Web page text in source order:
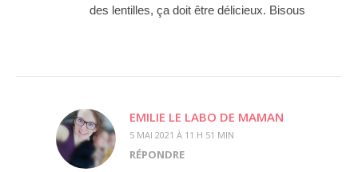
des lentilles, ça doit être délicieux. Bisous
EMILIE LE LABO DE MAMAN
5 MAI 2021 À 11 H 51 MIN
RÉPONDRE